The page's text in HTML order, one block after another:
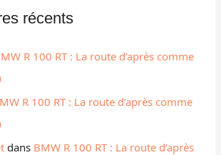
récents
R 100 RT : La route d’après comme
R 100 RT : La route d’après comme
dans BMW R 100 RT : La route d’après